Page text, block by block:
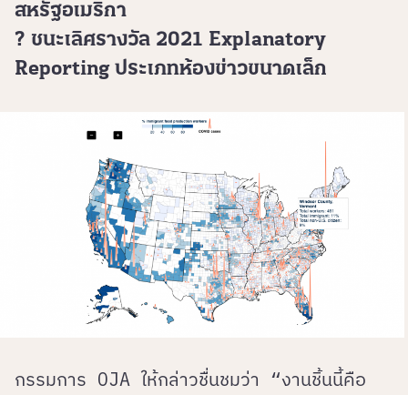
สหรัฐอเมริกา
? ชนะเลิศรางวัล 2021 Explanatory
Reporting ประเภทห้องข่าวขนาดเล็ก
กรรมการ OJA ให้กล่าวชื่นชมว่า “งานชิ้นนี้คือ